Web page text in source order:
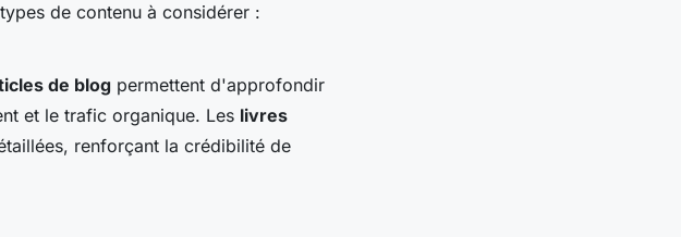
de contenu à considérer :
de blog permettent d'approfondir
et le trafic organique. Les livres
renforçant la crédibilité de